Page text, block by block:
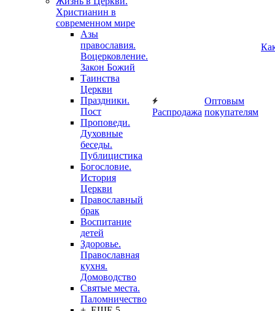
Христианин в
современном мире
Азы
православия.
Воцерковление.
Закон Божий
Таинства
Церкви
Праздники.
Пост
Проповеди.
Духовные
беседы.
Публицистика
Богословие.
История
Церкви
Православный
брак
Воспитание
детей
Здоровье.
Православная
кухня.
Домоводство
Святые места.
Паломничество
Распродажа
Оптовым
покупателям